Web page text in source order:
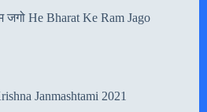
जगो He Bharat Ke Ram Jago
Janmashtami 2021